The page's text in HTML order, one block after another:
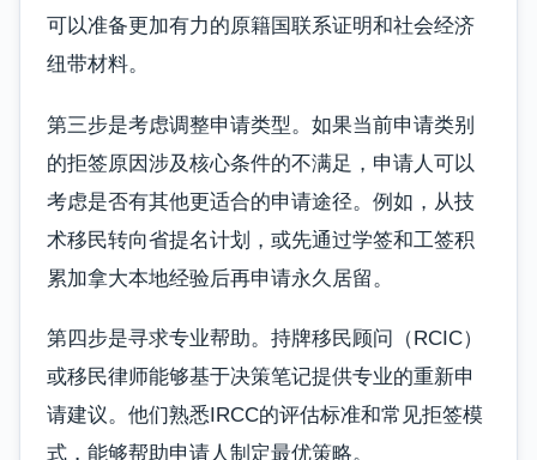
可以准备更加有力的原籍国联系证明和社会经济
纽带材料。
第三步是考虑调整申请类型。如果当前申请类别
的拒签原因涉及核心条件的不满足，申请人可以
考虑是否有其他更适合的申请途径。例如，从技
术移民转向省提名计划，或先通过学签和工签积
累加拿大本地经验后再申请永久居留。
第四步是寻求专业帮助。持牌移民顾问（RCIC）
或移民律师能够基于决策笔记提供专业的重新申
请建议。他们熟悉IRCC的评估标准和常见拒签模
式，能够帮助申请人制定最优策略。